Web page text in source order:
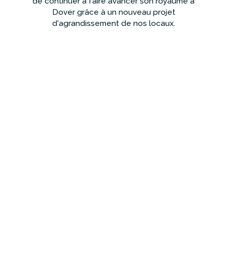
Dover grâce à un nouveau projet
d'agrandissement de nos locaux.